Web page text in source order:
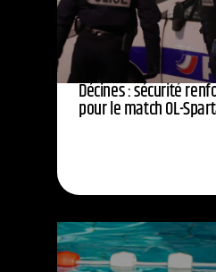
Décines : sécurité
pour le match OL-